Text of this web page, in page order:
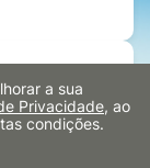
a sua
Privacidade, ao
condições.